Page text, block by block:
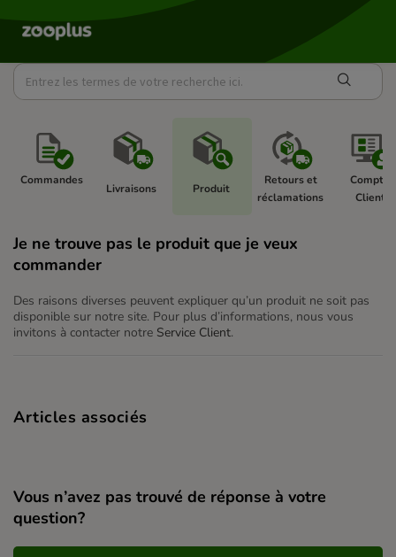
Commandes
Livraisons Produit
Retours et
réclamations
Compte
Client
Je ne trouve pas le produit que je veux
commander
Des raisons diverses peuvent expliquer qu’un produit ne soit pas
disponible sur notre site. Pour plus d’informations, nous vous
invitons à contacter notre Service Client.
Articles associés
Vous n’avez pas trouvé de réponse à votre
question?